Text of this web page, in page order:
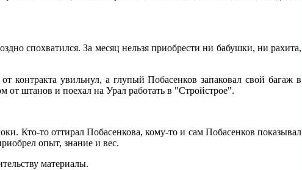
спохватился. За месяц нельзя приобрести ни бабушки, ни рахита,
увильнул, а глупый Побасенков запаковал свой багаж в
от штанов и поехал на Урал работать в "Стройстрое".
Кто-то оттирал Побасенкова, кому-то и сам Побасенков показывал
опыт, знание и вес.
материалы.